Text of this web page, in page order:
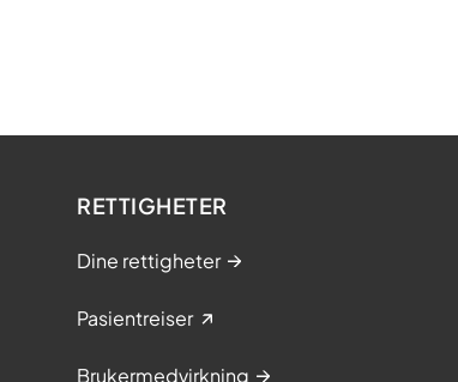
RETTIGHETER
Dine rettigheter
Pasientreiser
Brukermedvirkning